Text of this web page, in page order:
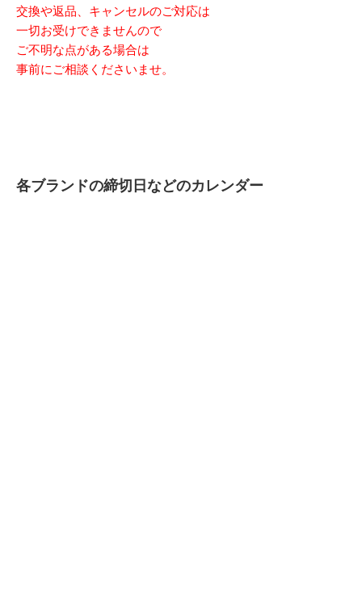
交換や返品、キャンセルのご対応は
一切お受けできませんので
ご不明な点がある場合は
事前にご相談くださいませ。
各ブランドの締切日などのカレンダー